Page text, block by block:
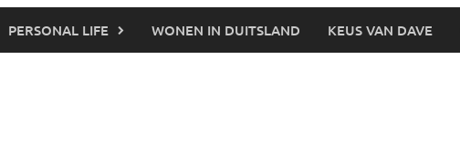
PERSONAL LIFE WONEN IN DUITSLAND KEUS VAN DAVE